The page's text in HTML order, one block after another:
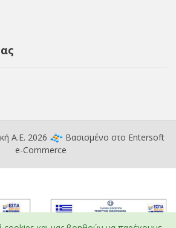
Α.Ε. 2026 Βασισμένο στο Entersoft
e-Commerce